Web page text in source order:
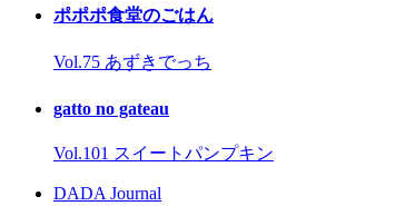
ポポポ食堂のごはん
Vol.75 あずきでっち
gatto no gateau
Vol.101 スイートパンプキン
DADA Journal